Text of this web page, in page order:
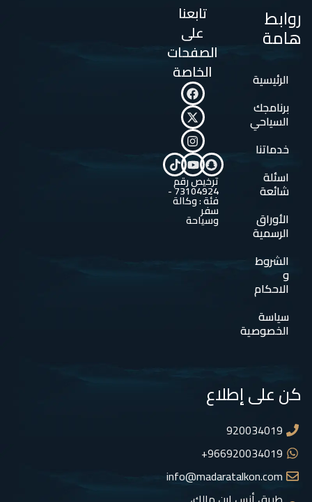
روابط
هامة
الرئيسية
برنامجك
السياحي
خدماتنا
اسئلة
شائعة
الأوراق
الرسمية
الشروط
و
الاحكام
سياسة
الخصوصية
تابعنا
على
الصفحات
الخاصة
ترخيص رقم
73104924 -
فئة : وكالة
سفر
وسياحة
كن على إطلاع
920034019
966920034019+
info@madaratalkon.com